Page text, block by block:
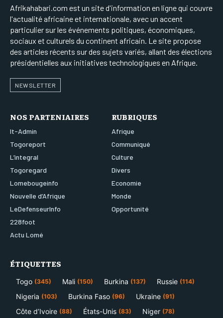
Afrikahabari.com est un site d'information en ligne qui couvre
l'actualité africaine et internationale, avec un accent
particulier sur les événements politiques, économiques,
sociaux et culturels du continent africain. Le site propose
des articles récents sur des sujets variés, allant des élections
présidentielles aux initiatives technologiques en Afrique.
NEWSLETTER
NOS PARTENIAIRES
It-Admin
Togoreport
L’integral
Togoregard
Lomebougeinfo
Nouvelle d’Afrique
LeDefenseurInfo
228foot
Actu Lomé
RUBRIQUES
Afrique
Communiqué
Culture
Divers
Economie
Monde
Opportunité
ÉTIQUETTES
Togo (345) Mali (150) Burkina (137) Russie (114)
Nigeria (103) Burkina Faso (96) Ukraine (91)
Côte d’Ivoire (88) États-Unis (83) Niger (78)